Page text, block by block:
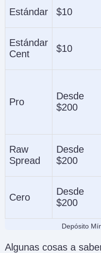
Depósito
Estándar $10
Estándar
Cent
$10
Pro
Desde
$200
Raw
Spread
Desde
$200
Cero
Desde
$200
Algunas cosas a